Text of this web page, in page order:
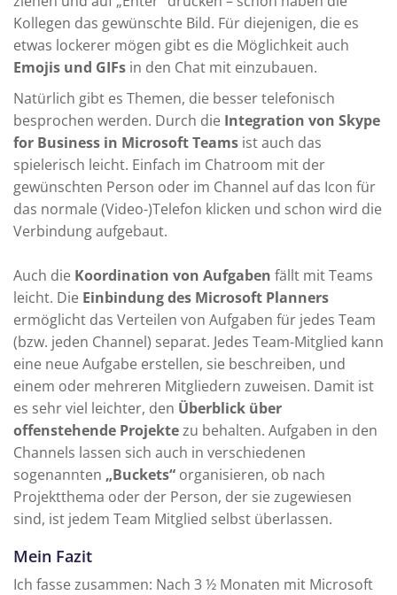
Kollegen das gewünschte Bild. Für diejenigen, die es
etwas lockerer mögen gibt es die Möglichkeit auch
Emojis und GIFs in den Chat mit einzubauen.
Natürlich gibt es Themen, die besser telefonisch
besprochen werden. Durch die Integration von Skype
for Business in Microsoft Teams ist auch das
spielerisch leicht. Einfach im Chatroom mit der
gewünschten Person oder im Channel auf das Icon für
das normale (Video-)Telefon klicken und schon wird die
Verbindung aufgebaut.
Auch die Koordination von Aufgaben fällt mit Teams
leicht. Die Einbindung des Microsoft Planners
ermöglicht das Verteilen von Aufgaben für jedes Team
(bzw. jeden Channel) separat. Jedes Team-Mitglied kann
eine neue Aufgabe erstellen, sie beschreiben, und
einem oder mehreren Mitgliedern zuweisen. Damit ist
es sehr viel leichter, den Überblick über
offenstehende Projektezu behalten. Aufgaben in den
Channels lassen sich auch in verschiedenen
sogenannten „Buckets“ organisieren, ob nach
Projektthema oder der Person, der sie zugewiesen
sind, ist jedem Team Mitglied selbst überlassen.
Mein Fazit
Ich fasse zusammen: Nach 3 ½ Monaten mit Microsoft